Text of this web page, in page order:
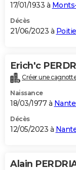
17/01/1933 à
Décès
21/06/2023 à
Erich'c
Créer une
Naissance
18/03/1977 à
Décès
12/05/2023 à
Alain